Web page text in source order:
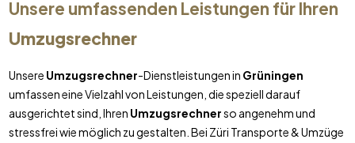
Unsere umfassenden Leistungen für Ihren
Umzugsrechner
Unsere Umzugsrechner-Dienstleistungen in Grüningen
umfassen eine Vielzahl von Leistungen, die speziell darauf
ausgerichtet sind, Ihren Umzugsrechnerso angenehm und
stressfrei wie möglich zu gestalten. Bei Züri Transporte & Umzüge